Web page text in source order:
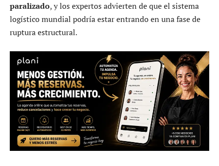
paralizado, y los expertos advierten de que el sistema
logístico mundial podría estar entrando en una fase de
ruptura estructural.